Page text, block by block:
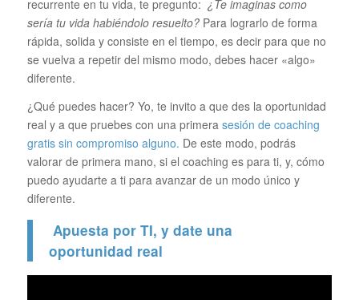
recurrente en tu vida, te pregunto: ¿Te imaginas como
sería tu vida habiéndolo resuelto?Para lograrlo de forma
rápida, solida y consiste en el tiempo, es decir para que no
se vuelva a repetir del mismo modo, debes hacer «algo»
diferente.
¿Qué puedes hacer? Yo, te invito a que des la oportunidad
real y a que pruebes con una primera sesión de coaching
gratis sin compromiso alguno. De este modo, podrás
valorar de primera mano, si el coaching es para ti, y, cómo
puedo ayudarte a ti para avanzar de un modo único y
diferente.
Apuesta por TI, y date una
oportunidad real